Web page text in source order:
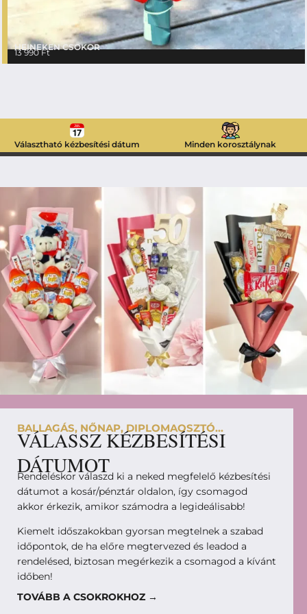
HEINEKEN CSOKOR
13 990Ft
Választható kézbesítési dátum Minden korosztálynak
BALLAGÁS, NŐNAP, DIPLOMAOSZTÓ...
VÁLASSZ KÉZBESÍTÉSI
DÁTUMOT
Rendeléskor válaszd ki a neked megfelelő kézbesítési
dátumot a kosár/pénztár oldalon, így csomagod
akkor érkezik, amikor számodra a legideálisabb!
Kiemelt időszakokban gyorsan megtelnek a szabad
időpontok, de ha előre megtervezed és leadod a
rendelésed, biztosan megérkezik a csomagod a kívánt
időben!
TOVÁBB A CSOKROKHOZ →